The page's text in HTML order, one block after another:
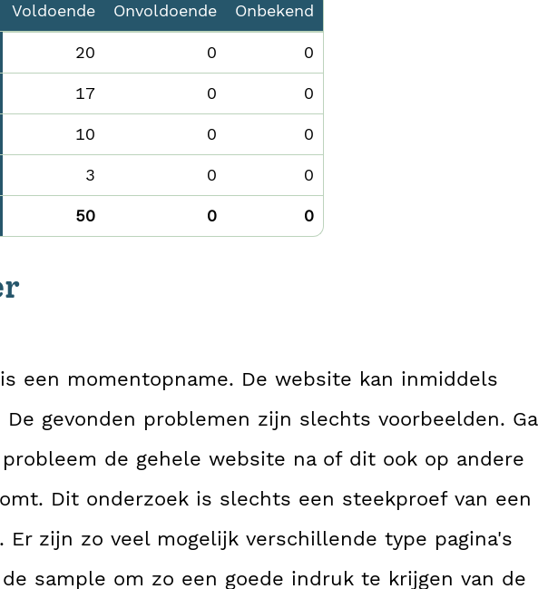
Voldoende Onvoldoende Onbekend
20 0 0
17 0 0
10 0 0
3 0 0
50 0 0
een momentopname. De website kan inmiddels
gevonden problemen zijn slechts voorbeelden. Ga
de gehele website na of dit ook op andere
Dit onderzoek is slechts een steekproef van een
Er zijn zo veel mogelijk verschillende type pagina's
sample om zo een goede indruk te krijgen van de